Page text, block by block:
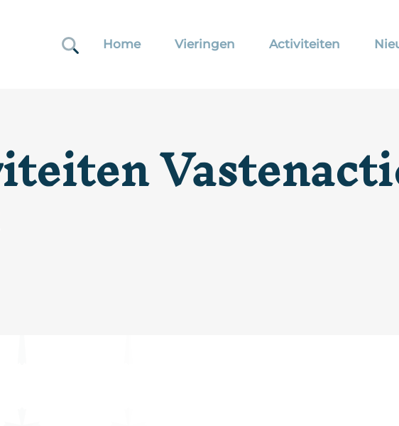
Home Vieringen Activiteiten